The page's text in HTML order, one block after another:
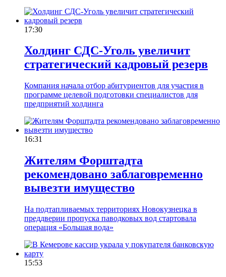
17:30
Холдинг СДС-Уголь увеличит
стратегический кадровый резерв
Компания начала отбор абитуриентов для участия в
программе целевой подготовки специалистов для
предприятий холдинга
16:31
Жителям Форштадта
рекомендовано заблаговременно
вывезти имущество
На подтапливаемых территориях Новокузнецка в
преддверии пропуска паводковых вод стартовала
операция «Большая вода»
15:53